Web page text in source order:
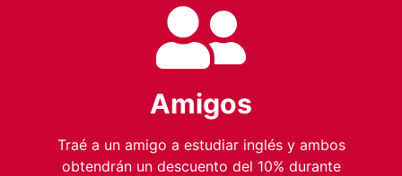
Amigos
Traé a un amigo a estudiar inglés y ambos
obtendrán un descuento del 10% durante